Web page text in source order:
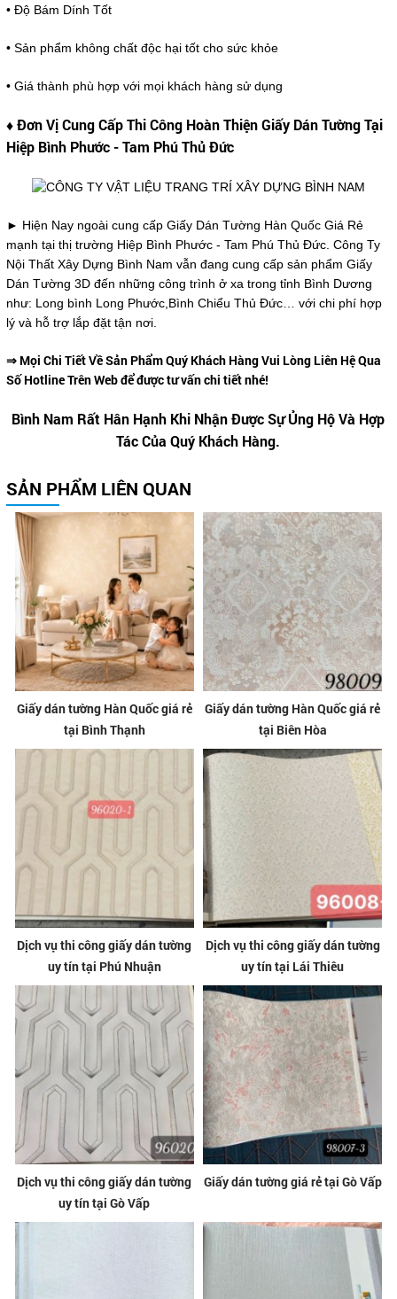
• Độ Bám Dính Tốt
• Sản phẩm không chất độc hại tốt cho sức khỏe
• Giá thành phù hợp với mọi khách hàng sử dụng
♦ Đơn Vị Cung Cấp Thi Công Hoàn Thiện Giấy Dán Tường Tại
Hiệp Bình Phước - Tam Phú Thủ Đức
► Hiện Nay ngoài cung cấp Giấy Dán Tường Hàn Quốc Giá Rẻ
mạnh tại thị trường Hiệp Bình Phước - Tam Phú Thủ Đức. Công Ty
Nội Thất Xây Dựng Bình Nam vẫn đang cung cấp sản phẩm Giấy
Dán Tường 3D đến những công trình ở xa trong tỉnh Bình Dương
như: Long bình Long Phước,Bình Chiểu Thủ Đức… với chi phí hợp
lý và hỗ trợ lắp đặt tận nơi.
⇒ Mọi Chi Tiết Về Sản Phẩm Quý Khách Hàng Vui Lòng Liên Hệ Qua
Số Hotline Trên Web để được tư vấn chi tiết nhé!
Bình Nam Rất Hân Hạnh Khi Nhận Được Sự Ủng Hộ Và Hợp
Tác Của Quý Khách Hàng.
SẢN PHẨM LIÊN QUAN
Giấy dán tường Hàn Quốc giá rẻ
tại Bình Thạnh
Giấy dán tường Hàn Quốc giá rẻ
tại Biên Hòa
Dịch vụ thi công giấy dán tường
uy tín tại Phú Nhuận
Dịch vụ thi công giấy dán tường
uy tín tại Lái Thiêu
Dịch vụ thi công giấy dán tường
uy tín tại Gò Vấp
Giấy dán tường giá rẻ tại Gò Vấp